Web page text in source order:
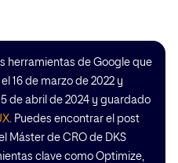
herramientas de Google que
16 de marzo de 2022 y
de abril de 2024 y guardado
. Puedes encontrar el post
Máster de CRO de DKS
clave como Optimize,